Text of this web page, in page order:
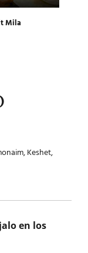
Mila
,Keshet,
en los